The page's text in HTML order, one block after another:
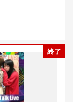
終了